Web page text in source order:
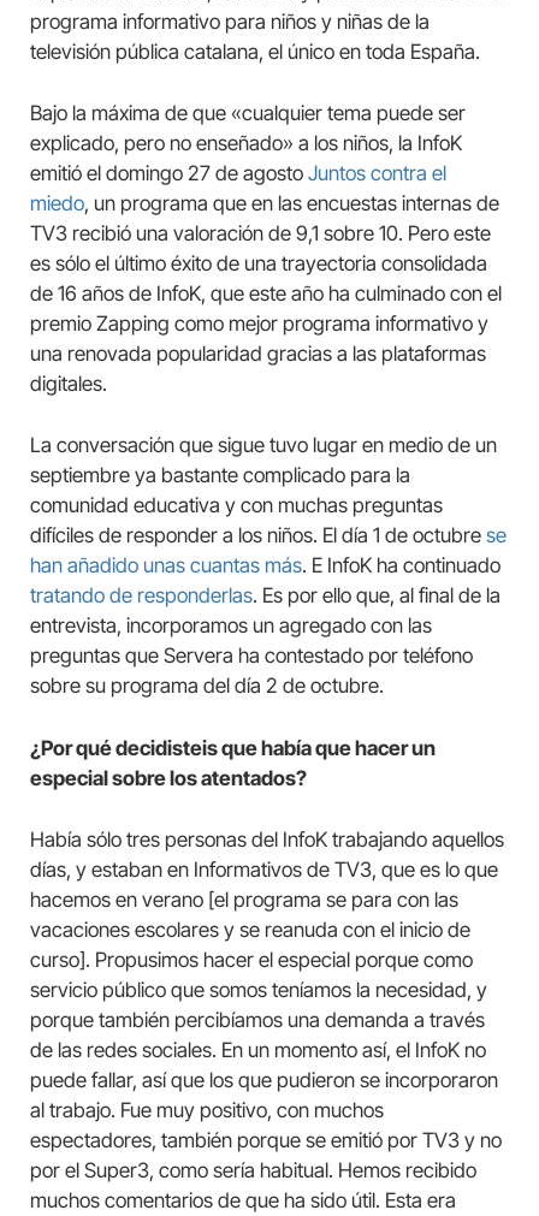
programa informativo para niños y niñas de la
televisión pública catalana, el único en toda España.
Bajo la máxima de que «cualquier tema puede ser
explicado, pero no enseñado» a los niños, la InfoK
emitió el domingo 27 de agosto Juntos contra el
miedo, un programa que en las encuestas internas de
TV3 recibió una valoración de 9,1 sobre 10. Pero este
es sólo el último éxito de una trayectoria consolidada
de 16 años de InfoK, que este año ha culminado con el
premio Zapping como mejor programa informativo y
una renovada popularidad gracias a las plataformas
digitales.
La conversación que sigue tuvo lugar en medio de un
septiembre ya bastante complicado para la
comunidad educativa y con muchas preguntas
difíciles de responder a los niños. El día 1 de octubre se
han añadido unas cuantas más. E InfoK ha continuado
tratando de responderlas. Es por ello que, al final de la
entrevista, incorporamos un agregado con las
preguntas que Servera ha contestado por teléfono
sobre su programa del día 2 de octubre.
¿Por qué decidisteis que había que hacer un
especial sobre los atentados?
Había sólo tres personas del InfoK trabajando aquellos
días, y estaban en Informativos de TV3, que es lo que
hacemos en verano [el programa se para con las
vacaciones escolares y se reanuda con el inicio de
curso]. Propusimos hacer el especial porque como
servicio público que somos teníamos la necesidad, y
porque también percibíamos una demanda a través
de las redes sociales. En un momento así, el InfoK no
puede fallar, así que los que pudieron se incorporaron
al trabajo. Fue muy positivo, con muchos
espectadores, también porque se emitió por TV3 y no
por el Super3, como sería habitual. Hemos recibido
muchos comentarios de que ha sido útil. Esta era